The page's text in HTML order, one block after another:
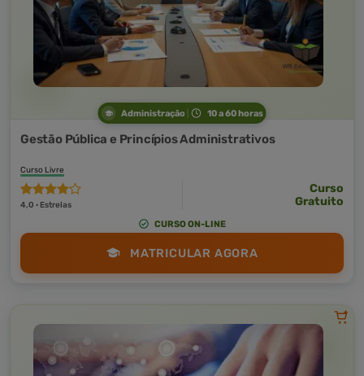
Administração 10 a 60 horas
Gestão Pública e Princípios Administrativos
Curso Livre
4,0 · Estrelas
Curso
Gratuito
CURSO ON-LINE
MATRICULAR AGORA